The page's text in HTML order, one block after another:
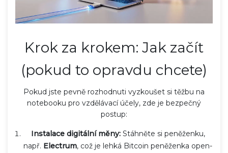
Krok za krokem: Jak začít
(pokud to opravdu chcete)
Pokud jste pevně rozhodnuti vyzkoušet si těžbu na
notebooku pro vzdělávací účely, zde je bezpečný
postup:
Instalace digitální měny:Stáhněte si peněženku,
např. Electrum, což je lehká Bitcoin peněženka open-